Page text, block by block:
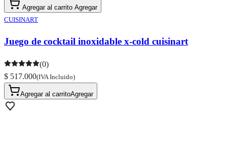
Agregar al carrito Agregar
CUISINART
Juego de cocktail inoxidable x-cold cuisinart
(0)
$ 517.000(IVA Incluido)
Agregar al carritoAgregar